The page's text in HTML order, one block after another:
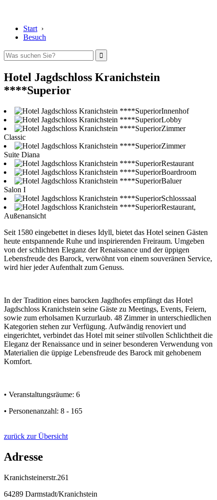
Start ›
Besuch
Hotel Jagdschloss Kranichstein
****Superior
Innenhof
Lobby
Zimmer
Classic
Zimmer
Suite Diana
Restaurant
Boardroom
Baluer
Salon I
Schlosssaal
Restaurant,
Außenansicht
Seit 1580 eingebettet in dieses Idyll, bietet das Hotel seinen Gästen
heute entspannende Ruhe und inspirierenden Freiraum. Umgeben
von der schlichten Eleganz der Renaissance und der üppigen
Lebensfreude des Barock, verwöhnt von einem souveränen Service,
wird hier jeder Aufenthalt zum Genuss.
In der Tradition eines barocken Jagdhofes empfängt das Hotel
Jagdschloss Kranichstein seine Gäste zu Meetings, Events, Feiern,
sowie zum erholsamen Kurzurlaub. 48 Zimmer in unterschiedlichen
Kategorien stehen zur Verfügung. Aufwändig renoviert und
eingerichtet, verbindet das Hotel mit seiner stilvollen Schlichtheit die
Eleganz der Renaissance und in seiner besonderen Verwendung von
Materialien die üppige Lebensfreude des Barock mit gehobenem
Komfort.
• Veranstaltungsräume: 6
• Personenanzahl: 8 - 165
zurück zur Übersicht
Adresse
Kranichsteinerstr.261
64289 Darmstadt/Kranichstein